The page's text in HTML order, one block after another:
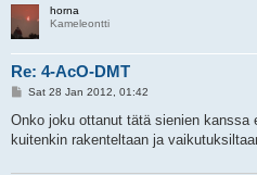
horna
Kameleontti
Re: 4-AcO-DMT
P
s
Sat 28 Jan 2012, 01:42
Onko joku ottanut tätä sienien kanssa
kuitenkin rakenteltaan ja